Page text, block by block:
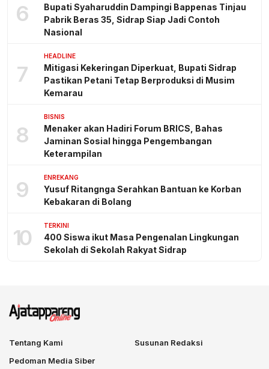
6
Bupati Syaharuddin Dampingi Bappenas Tinjau
Pabrik Beras 35, Sidrap Siap Jadi Contoh
Nasional
7
HEADLINE
Mitigasi Kekeringan Diperkuat, Bupati Sidrap
Pastikan Petani Tetap Berproduksi di Musim
Kemarau
8
BISNIS
Menaker akan Hadiri Forum BRICS, Bahas
Jaminan Sosial hingga Pengembangan
Keterampilan
9 ENREKANG
Yusuf Ritangnga Serahkan Bantuan ke Korban
Kebakaran di Bolang
10 TERKINI
400 Siswa ikut Masa Pengenalan Lingkungan
Sekolah di Sekolah Rakyat Sidrap
Tentang Kami
Susunan Redaksi
Pedoman Media Siber